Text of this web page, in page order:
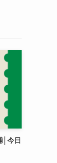
│今日